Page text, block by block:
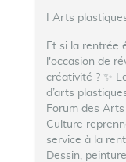
I Arts plastiques
Et si la rentrée
l'occasion de
créativité ? ✨
d’arts
Forum des
Culture
service à la
Dessin,